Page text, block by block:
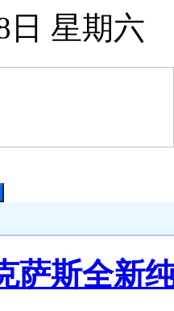
星期六
萨斯全新